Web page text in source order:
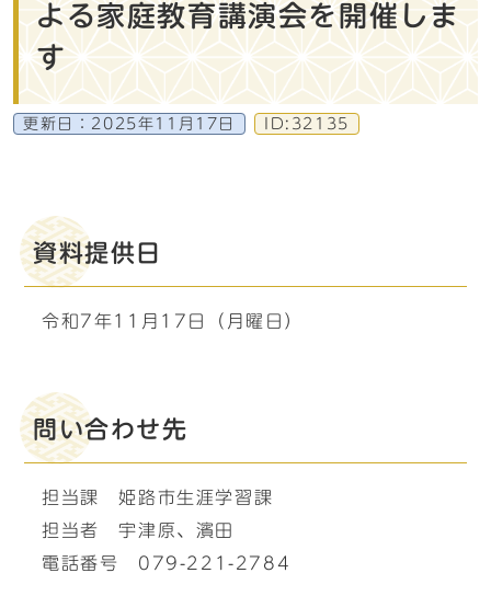
よる家庭教育講演会を開催しま
す
更新日： 2025年11月17日 ID:32135
資料提供日
令和7年11月17日（月曜日）
問い合わせ先
担当課 姫路市生涯学習課
担当者 宇津原、濱田
電話番号 079-221-2784